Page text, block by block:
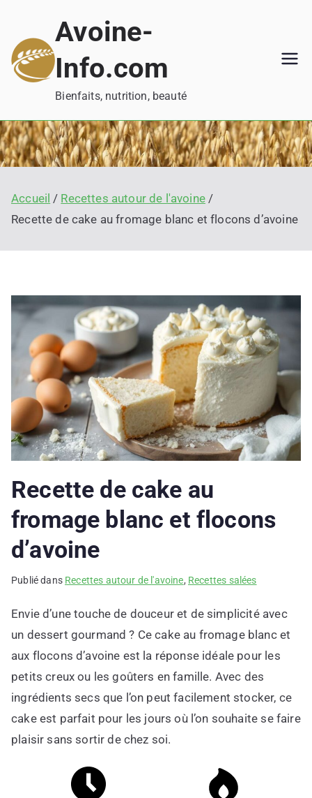
contenu
Avoine-
Info.com
Bienfaits, nutrition, beauté
Accueil
Recettes autour de l'avoine
Recette de cake au fromage blanc et flocons d’avoine
Recette de cake au
fromage blanc et flocons
d’avoine
Publié dans Recettes autour de l'avoine, Recettes salées
Envie d’une touche de douceur et de simplicité avec
un dessert gourmand ? Ce cake au fromage blanc et
aux flocons d’avoine est la réponse idéale pour les
petits creux ou les goûters en famille. Avec des
ingrédients secs que l’on peut facilement stocker, ce
cake est parfait pour les jours où l’on souhaite se faire
plaisir sans sortir de chez soi.